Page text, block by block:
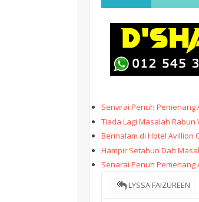
Senarai Penuh Pemenang
Tiada Lagi Masalah
Bermalam di Hotel Avillion
Hampir Setahun Dah
Senarai Penuh Pemenang
LYSSA FAIZUREEN